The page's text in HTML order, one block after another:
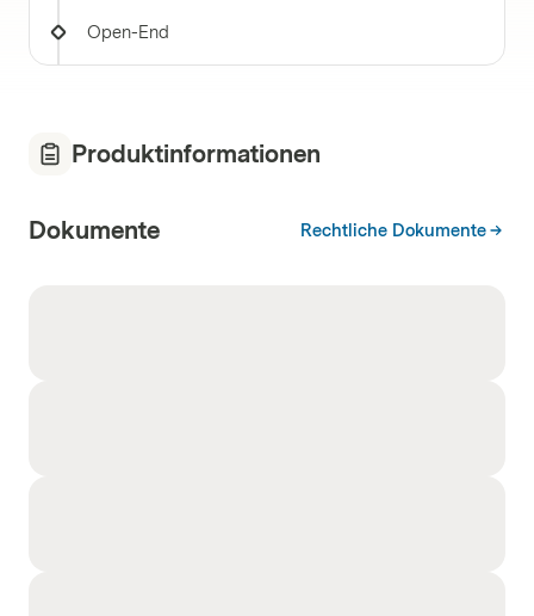
Open-End
Produktinformationen
Dokumente Rechtliche Dokumente